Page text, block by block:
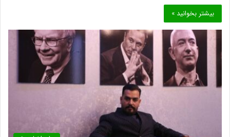
بیشتر بخوانید »